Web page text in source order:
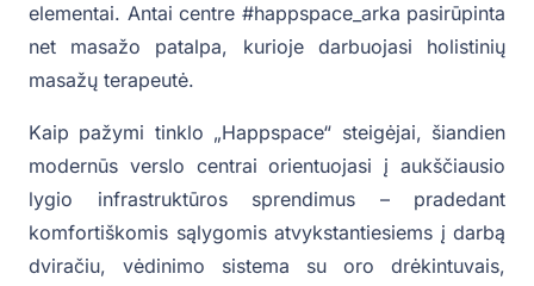
elementai. Antai centre #happspace_arka pasirūpinta
net masažo patalpa, kurioje darbuojasi holistinių
masažų terapeutė.
Kaip pažymi tinklo „Happspace“ steigėjai, šiandien
modernūs verslo centrai orientuojasi į aukščiausio
lygio infrastruktūros sprendimus – pradedant
komfortiškomis sąlygomis atvykstantiesiems į darbą
dviračiu, vėdinimo sistema su oro drėkintuvais,